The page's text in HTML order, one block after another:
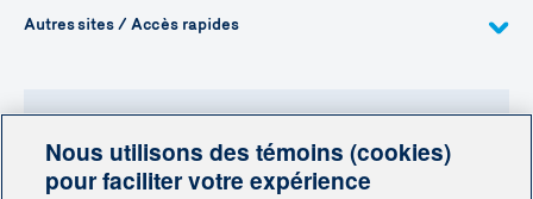
Autres sites / Accès rapides
Besoin de plus d'information?
Nous utilisons des témoins (cookies)
pour faciliter votre expérience